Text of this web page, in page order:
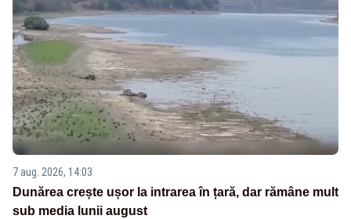
7 aug. 2026, 14:03
Dunărea crește ușor la intrarea în țară, dar rămâne mult
sub media lunii august